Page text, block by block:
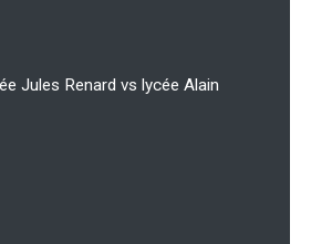
Jules Renard vs lycée Alain